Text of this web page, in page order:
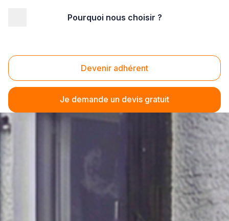
Pourquoi nous choisir ?
Devenir adhérent
Je demande un devis gratuit